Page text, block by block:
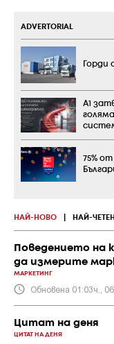
НАЙ-НОВО НАЙ-
Поведението на
да измерите
МАРКЕТИНГ
Обновена 01:03ч.,
Цитат на деня
ЦИТАТ НА ДЕНЯ
ADVERTORIAL
Горди
А1
75%